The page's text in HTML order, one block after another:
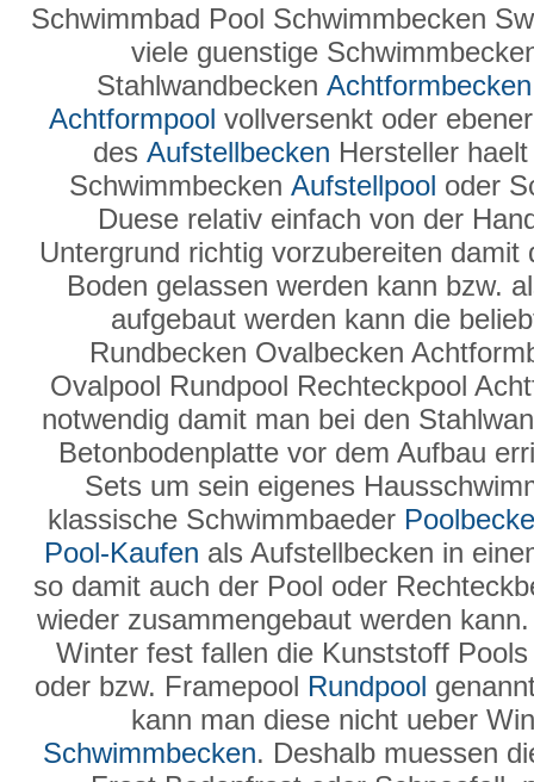
Schwimmbad Pool Schwimmbecken
viele guenstige
Stahlwandbecken Achtformbecken
Achtformpool vollversenkt oder
des Aufstellbecken Hersteller
Schwimmbecken Aufstellpool oder
Duese relativ einfach von der
Untergrund richtig vorzubereiten damit
Boden gelassen werden kann bzw.
aufgebaut werden kann die
Rundbecken Ovalbecken
Ovalpool Rundpool Rechteckpool
notwendig damit man bei den
Betonbodenplatte vor dem Aufbau
Sets um sein eigenes
klassische Schwimmbaeder
Pool-Kaufen als Aufstellbecken in
so damit auch der Pool oder
wieder zusammengebaut werden
Winter fest fallen die Kunststoff
oder bzw. Framepool Rundpool
kann man diese nicht ueber
Schwimmbecken. Deshalb muessen